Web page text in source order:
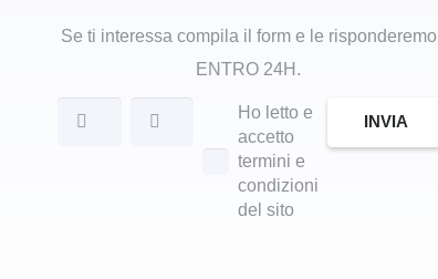
Se ti interessa compila il form e le risponderemo
ENTRO 24H.
Ho letto e
accetto
termini e
condizioni
del sito
INVIA